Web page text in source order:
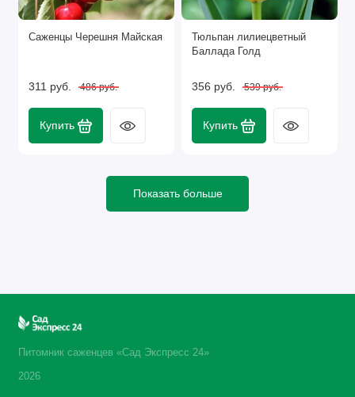
Саженцы Черешня Майская
311 руб. 486 руб.
Купить
Тюльпан лилиецветный
Баллада Голд
356 руб. 539 руб.
Купить
Показать больше
Питомник саженцев «Сад Экспресс 24»
2026